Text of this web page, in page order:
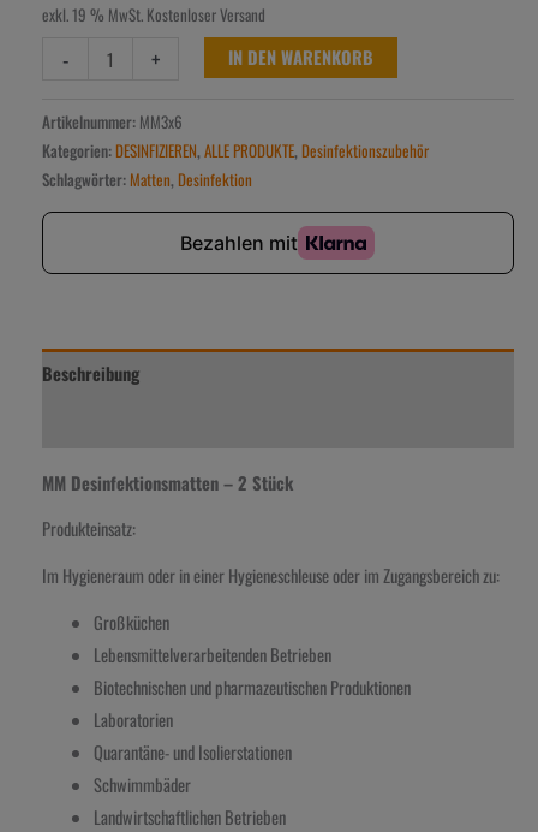
exkl. 19 % MwSt. Kostenloser Versand
- + IN DEN WARENKORB
Artikelnummer: MM3x6
Kategorien: DESINFIZIEREN, ALLE PRODUKTE, Desinfektionszubehör
Schlagwörter:Matten, Desinfektion
Beschreibung
MM Desinfektionsmatten – 2 Stück
Produkteinsatz:
Im Hygieneraum oder in einer Hygieneschleuse oder im Zugangsbereich zu:
Großküchen
Lebensmittelverarbeitenden Betrieben
Biotechnischen und pharmazeutischen Produktionen
Laboratorien
Quarantäne- und Isolierstationen
Schwimmbäder
Landwirtschaftlichen Betrieben